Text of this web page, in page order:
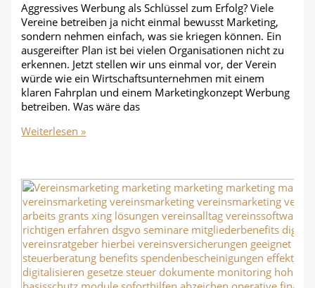
Aggressives Werbung als Schlüssel zum Erfolg? Viele
Vereine betreiben ja nicht einmal bewusst Marketing,
sondern nehmen einfach, was sie kriegen können. Ein
ausgereifter Plan ist bei vielen Organisationen nicht zu
erkennen. Jetzt stellen wir uns einmal vor, der Verein
würde wie ein Wirtschaftsunternehmen mit einem
klaren Fahrplan und einem Marketingkonzept Werbung
betreiben. Was wäre das
Aggressive
Weiterlesen »